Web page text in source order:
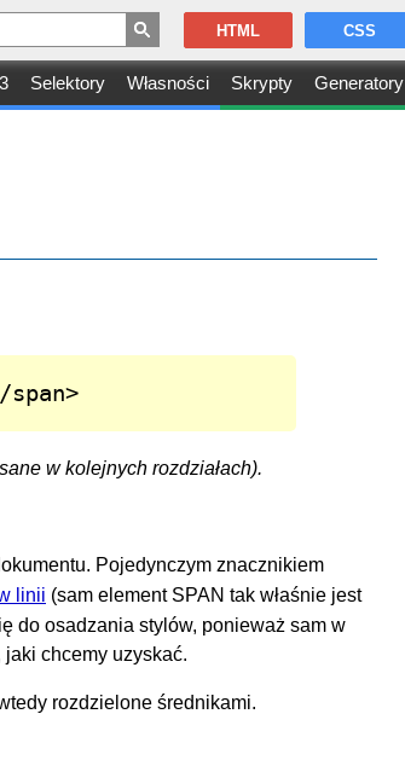
Selektory Własności Skrypty Generatory
HTML CSS
w kolejnych rozdziałach).
Pojedynczym znacznikiem
linii (sam element SPAN tak właśnie jest
do osadzania stylów, ponieważ sam w
chcemy uzyskać.
rozdzielone średnikami.